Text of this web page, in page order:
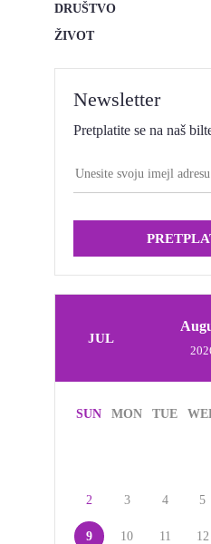
DRUŠTVO
ŽIVOT
Newsletter
Pretplatite se na naš
JUL
SUN MON TUE
2 3 4 5
9 10 11 12